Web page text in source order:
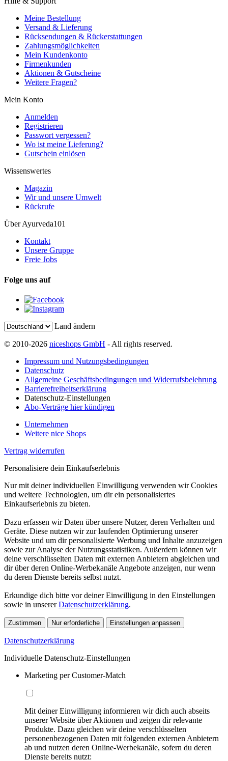
Meine Bestellung
Versand & Lieferung
Rücksendungen & Rückerstattungen
Zahlungsmöglichkeiten
Mein Kundenkonto
Firmenkunden
Aktionen & Gutscheine
Weitere Fragen?
Mein Konto
Anmelden
Registrieren
Passwort vergessen?
Wo ist meine Lieferung?
Gutschein einlösen
Wissenswertes
Magazin
Wir und unsere Umwelt
Rückrufe
Über Ayurveda101
Kontakt
Unsere Gruppe
Freie Jobs
Folge uns auf
Land ändern
© 2010-2026 niceshops GmbH - All rights reserved.
Impressum und Nutzungsbedingungen
Datenschutz
Allgemeine Geschäftsbedingungen und Widerrufsbelehrung
Barrierefreiheitserklärung
Datenschutz-Einstellungen
Abo-Verträge hier kündigen
Unternehmen
Weitere nice Shops
Vertrag widerrufen
Personalisiere dein Einkaufserlebnis
Nur mit deiner individuellen Einwilligung verwenden wir Cookies
und weitere Technologien, um dir ein personalisiertes
Einkaufserlebnis zu bieten.
Dazu erfassen wir Daten über unsere Nutzer, deren Verhalten und
Geräte. Diese nutzen wir zur laufenden Optimierung unserer
Website und um dir personalisierte Werbung und Inhalte anzuzeigen
sowie zur Analyse der Nutzungsstatistiken. Außerdem können wir
deine verschlüsselten Daten mit externen Anbietern abgleichen und
dir über deren Online-Werbekanäle Angebote anzeigen, nur wenn
du deren Dienste bereits selbst nutzt.
Erkundige dich bitte vor deiner Einwilligung in den Einstellungen
sowie in unsererDatenschutzerklärung.
Zustimmen Nur erforderliche Einstellungen anpassen
Datenschutzerklärung
Individuelle Datenschutz-Einstellungen
Marketing per Customer-Match
Mit deiner Einwilligung informieren wir dich auch abseits
unserer Website über Aktionen und zeigen dir relevante
Produkte. Dazu gleichen wir deine verschlüsselten
personenbezogenen Daten mit folgenden externen Anbietern
ab und nutzen deren Online-Werbekanäle, sofern du deren
Dienste bereits nutzt: